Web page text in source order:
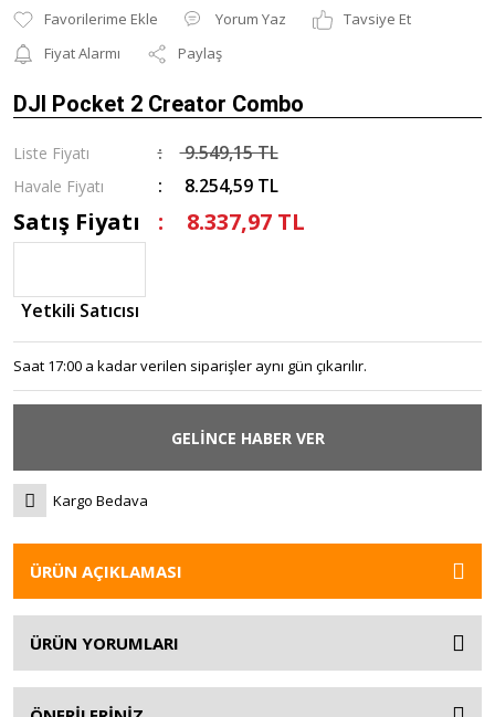
Yorum Yaz
Tavsiye Et
Fiyat Alarmı
Paylaş
DJI Pocket 2 Creator Combo
Liste Fiyatı 9.549,15 TL
Havale Fiyatı 8.254,59 TL
Satış Fiyatı 8.337,97 TL
Yetkili Satıcısı
Saat 17:00 a kadar verilen siparişler aynı gün çıkarılır.
GELİNCE HABER VER
Kargo Bedava
ÜRÜN AÇIKLAMASI
ÜRÜN YORUMLARI